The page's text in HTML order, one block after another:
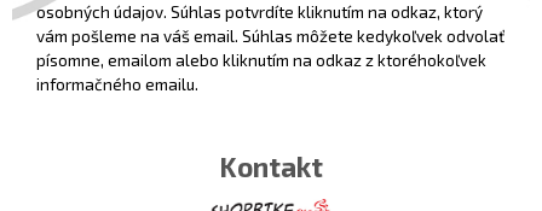
osobných údajov. Súhlas potvrdíte kliknutím na odkaz, ktorý
vám pošleme na váš email. Súhlas môžete kedykoľvek odvolať
písomne, emailom alebo kliknutím na odkaz z ktoréhokoľvek
informačného emailu.
Kontakt